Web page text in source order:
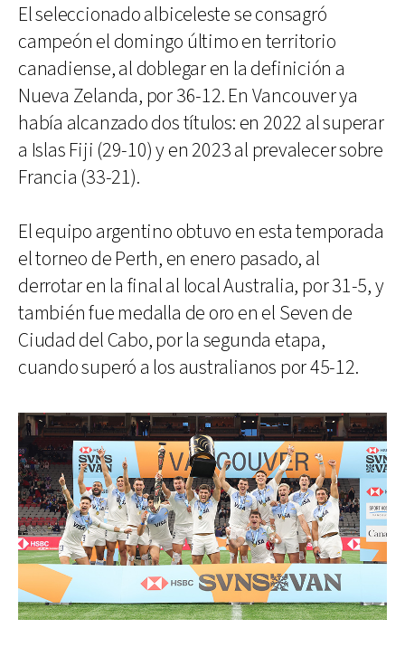
El seleccionado albiceleste se consagró
campeón el domingo último en territorio
canadiense, al doblegar en la definición a
Nueva Zelanda, por 36-12. En Vancouver ya
había alcanzado dos títulos: en 2022 al superar
a Islas Fiji (29-10) y en 2023 al prevalecer sobre
Francia (33-21).
El equipo argentino obtuvo en esta temporada
el torneo de Perth, en enero pasado, al
derrotar en la final al local Australia, por 31-5, y
también fue medalla de oro en el Seven de
Ciudad del Cabo, por la segunda etapa,
cuando superó a los australianos por 45-12.